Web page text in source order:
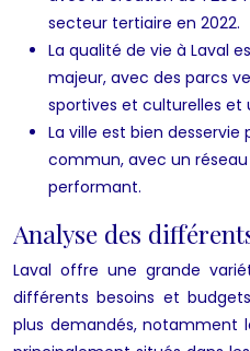
secteur tertiaire en 2022.
La qualité de vie à Laval
majeur, avec des parcs
sportives et culturelles et
La ville est bien desservie
commun, avec un
performant.
Analyse des
Laval offre une grande
différents besoins et
plus demandés, notamment